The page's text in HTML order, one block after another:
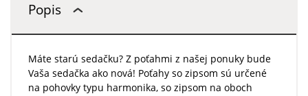
Popis
Máte starú sedačku? Z poťahmi z našej ponuky bude
Vaša sedačka ako nová! Poťahy so zipsom sú určené
na pohovky typu harmonika, so zipsom na oboch